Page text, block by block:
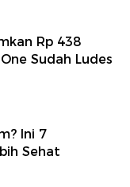
Rp 438
Sudah Ludes
Ini 7
Sehat